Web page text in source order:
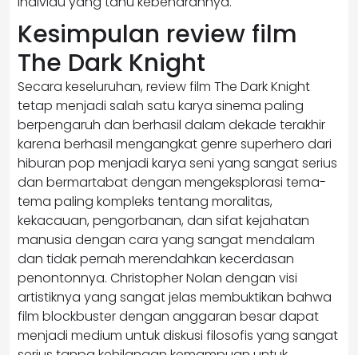
Kesimpulan review film
The Dark Knight
Secara keseluruhan, review film The Dark Knight
tetap menjadi salah satu karya sinema paling
berpengaruh dan berhasil dalam dekade terakhir
karena berhasil mengangkat genre superhero dari
hiburan pop menjadi karya seni yang sangat serius
dan bermartabat dengan mengeksplorasi tema-
tema paling kompleks tentang moralitas,
kekacauan, pengorbanan, dan sifat kejahatan
manusia dengan cara yang sangat mendalam
dan tidak pernah merendahkan kecerdasan
penontonnya. Christopher Nolan dengan visi
artistiknya yang sangat jelas membuktikan bahwa
film blockbuster dengan anggaran besar dapat
menjadi medium untuk diskusi filosofis yang sangat